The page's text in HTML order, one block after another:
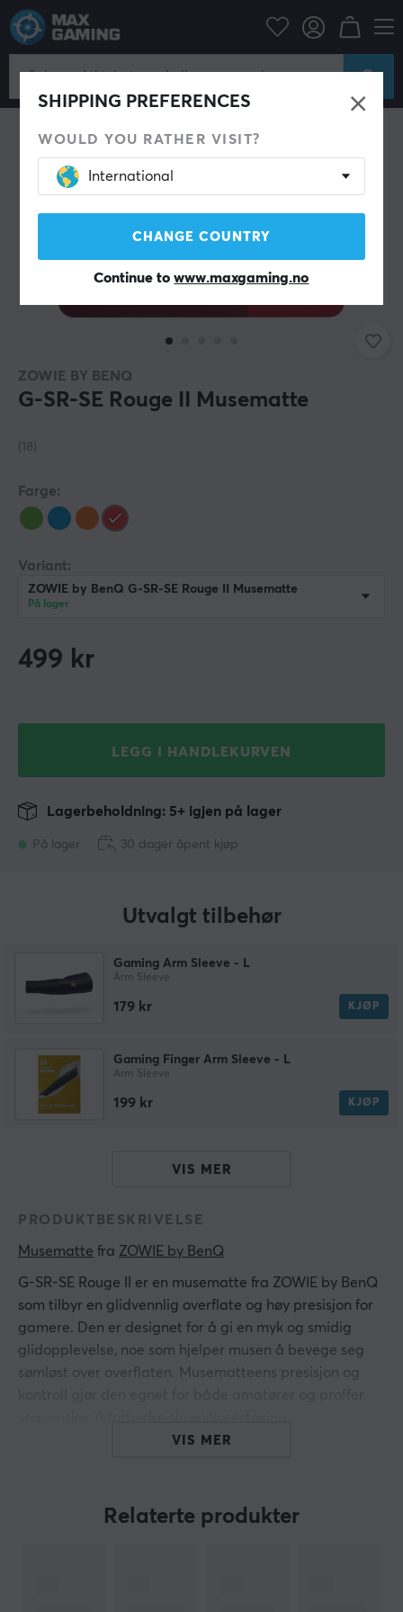
SHIPPING PREFERENCES
WOULD YOU RATHER VISIT?
International
CHANGE COUNTRY
Continue towww.maxgaming.no
Datatilbehør
ZOWIE BY BENQ
G-SR-SE Rouge II Musematte
(18)
Farge:
Variant:
ZOWIE by BenQ G-SR-SE Rouge II Musematte
På lager
499 kr
LEGG I HANDLEKURVEN
På lager
Lagerbeholdning: 5+ igjen på lager
30 dager åpent kjøp
Utvalgt tilbehør
Gaming Arm Sleeve - L
Arm Sleeve
179 kr KJØP
Gaming Finger Arm Sleeve - L
Arm Sleeve
199 kr KJØP
VIS MER
PRODUKTBESKRIVELSE
Musematte fra ZOWIE by BenQ
G-SR-SE Rouge II er en musematte fra ZOWIE by BenQ
som tilbyr en glidvennlig overflate og høy presisjon for
gamere. Den er designet for å gi en myk og smidig
glidopplevelse, noe som hjelper musen å bevege seg
sømløst over overflaten. Musematteens presisjon og
brukte antiskli-bunnen har et forbedret grep som sikrer
stabilitet under intense spillsesjoner, uansett hvor
VIS MER
Relaterte produkter